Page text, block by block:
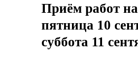
Приём работ
пятница 10
суббота 11